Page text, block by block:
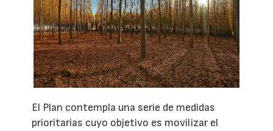
El Plan contempla una serie de medidas
prioritarias cuyo objetivo es movilizar el